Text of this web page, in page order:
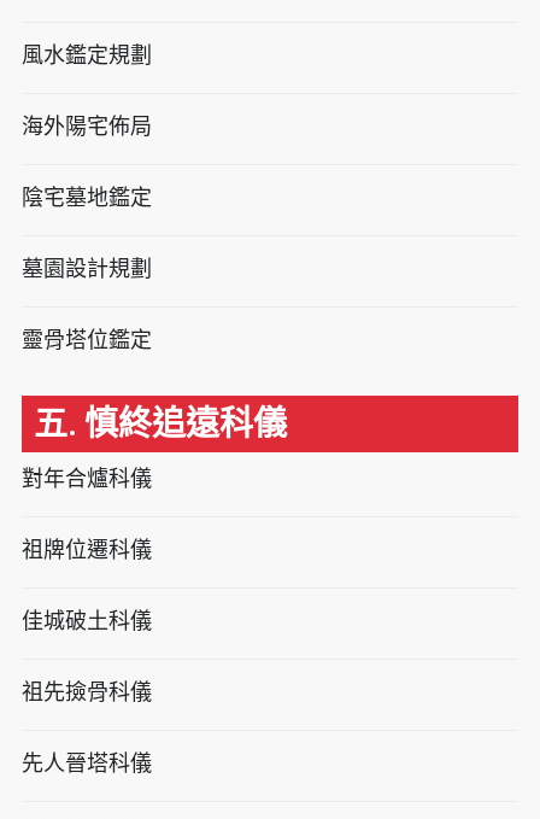
風水鑑定規劃
海外陽宅佈局
陰宅墓地鑑定
墓園設計規劃
靈骨塔位鑑定
五. 慎終追遠科儀
對年合爐科儀
祖牌位遷科儀
佳城破土科儀
祖先撿骨科儀
先人晉塔科儀